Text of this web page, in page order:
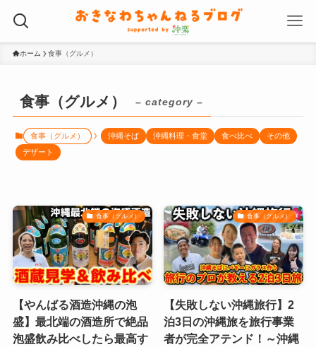
ホーム 食事（グルメ）
食事（グルメ） – category –
食事（グルメ） 沖縄そば 沖縄料理・食堂 食べ比べ
その他
デザート
食事（グルメ）
【やんばる酒造沖縄の泡
盛】最北端の酒造所で絶品
泡盛飲み比べしたら最高す
食事（グルメ）
【失敗しない沖縄旅行】2
泊3日の沖縄旅を旅行事業
者が完全アテンド！～沖縄